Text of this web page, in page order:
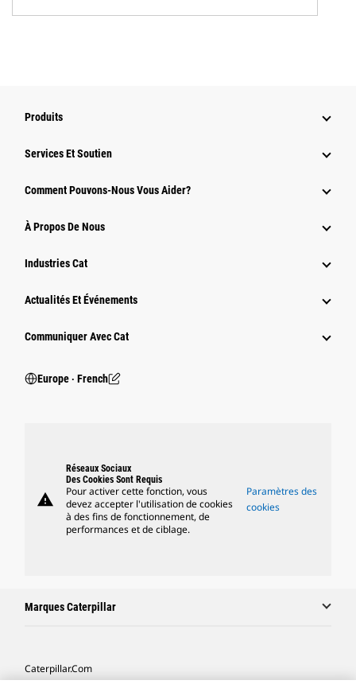
Produits
Services Et Soutien
Comment Pouvons-Nous Vous Aider?
À Propos De Nous
Industries Cat
Actualités Et Événements
Communiquer Avec Cat
Europe ‧ French
warning
Réseaux Sociaux
Des Cookies Sont Requis
Pour activer cette fonction, vous
devez accepter l'utilisation de cookies
à des fins de fonctionnement, de
performances et de ciblage.
Paramètres des
cookies
Marques Caterpillar
Caterpillar.com